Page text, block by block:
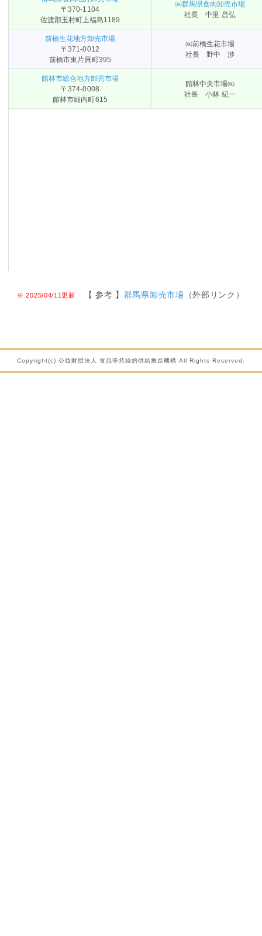
〒370-1104
佐渡郡玉村町上福島1189
㈱群馬県食肉卸売市場
社長 中里 昌弘
前橋生花地方卸売市場
〒371-0012
前橋市東片貝町395
㈱前橋生花市場
社長 野中 渉
館林市総合地⽅卸売市場
〒374-0008
館林市細内町615
館林中央市場㈱
社長 小林 紀一
※ 2025/04/11更新 【 参考 】 群馬県卸売市場 （外部リンク）
Copyright(c) 公益財団法人 食品等持続的供給推進機構 All Rights Reserved.